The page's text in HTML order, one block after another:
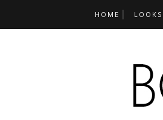
HOME LOOKS